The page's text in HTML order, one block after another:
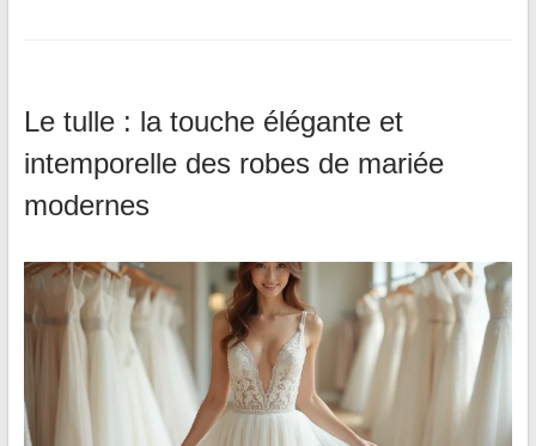
Le tulle : la touche élégante et
intemporelle des robes de mariée
modernes